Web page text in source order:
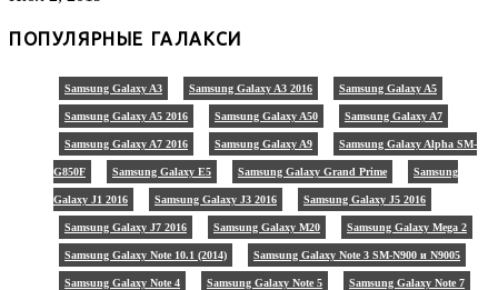
ПОПУЛЯРНЫЕ ГАЛАКСИ
Samsung Galaxy A3 Samsung Galaxy A3 2016 Samsung Galaxy A5
Samsung Galaxy A5 2016 Samsung Galaxy A50 Samsung Galaxy A7
Samsung Galaxy A7 2016 Samsung Galaxy A9 Samsung Galaxy Alpha SM-
G850F Samsung Galaxy E5 Samsung Galaxy Grand Prime Samsung
Galaxy J1 2016 Samsung Galaxy J3 2016 Samsung Galaxy J5 2016
Samsung Galaxy J7 2016 Samsung Galaxy M20 Samsung Galaxy Mega 2
Samsung Galaxy Note 10.1 (2014) Samsung Galaxy Note 3 SM-N900 и N9005
Samsung Galaxy Note 4 Samsung Galaxy Note 5 Samsung Galaxy Note 7